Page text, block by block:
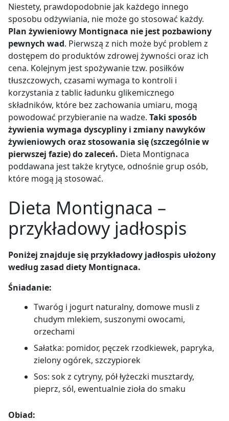
Niestety, prawdopodobnie jak każdego innego
sposobu odżywiania, nie może go stosować każdy.
Plan żywieniowy Montignaca nie jest pozbawiony
pewnych wad. Pierwszą z nich może być problem z
dostępem do produktów zdrowej żywności oraz ich
cena. Kolejnym jest spożywanie tzw. posiłków
tłuszczowych, czasami wymaga to kontroli i
korzystania z tablic ładunku glikemicznego
składników, które bez zachowania umiaru, mogą
powodować przybieranie na wadze. Taki sposób
żywienia wymaga dyscypliny i zmiany nawyków
żywieniowych oraz stosowania się (szczególnie w
pierwszej fazie) do zaleceń. Dieta Montignaca
poddawana jest także krytyce, odnośnie grup osób,
które mogą ją stosować.
Dieta Montignaca –
przykładowy jadłospis
Poniżej znajduje się przykładowy jadłospis ułożony
według zasad diety Montignaca.
Śniadanie:
Twaróg i jogurt naturalny, domowe musli z
chudym mlekiem, suszonymi owocami,
orzechami
Sałatka: pomidor, pęczek rzodkiewek, papryka,
zielony ogórek, szczypiorek
Sos: sok z cytryny, pół łyżeczki musztardy,
pieprz, sól, ewentualnie zioła do smaku
Obiad: